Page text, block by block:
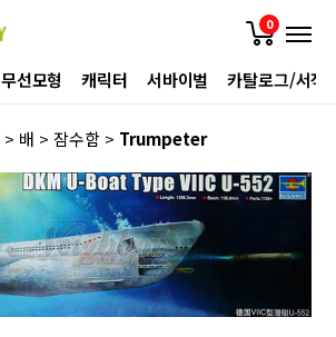
0
무선모형 캐릭터 서바이벌 카탈로그/서적
> 배 >잠수함 > Trumpeter